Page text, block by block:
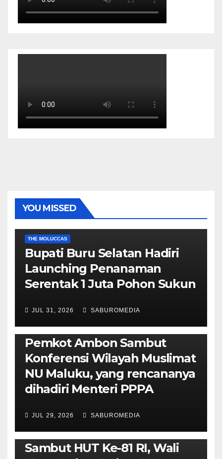
YOU MISSED
THE MOLUCCAS
Bupati Buru Selatan Hadiri
Launching Penanaman
Serentak 1 Juta Pohon Sukun
JUL 31, 2026 SABUROMEDIA
AMBON METRO JURNALISME AKTIVIS
POLITIK & PEMERINTAHAN
Pemkot Ambon Sambut
Konferensi Wilayah Muslimat
NU Maluku, yang rencananya
dihadiri Menteri PPPA
JUL 29, 2026 SABUROMEDIA
AMBON METRO POLITIK & PEMERINTAHAN
Sambut HUT Ke-81 RI, Wali